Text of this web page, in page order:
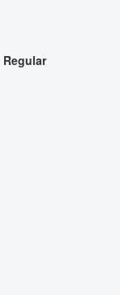
Regular